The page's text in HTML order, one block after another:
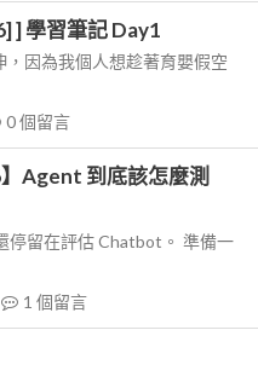
] 學習筆記 Day1
因為我個人想趁著育嬰假空
0個留言
Agent 到底該怎麼測
停留在評估 Chatbot。 準備一
1 個留言